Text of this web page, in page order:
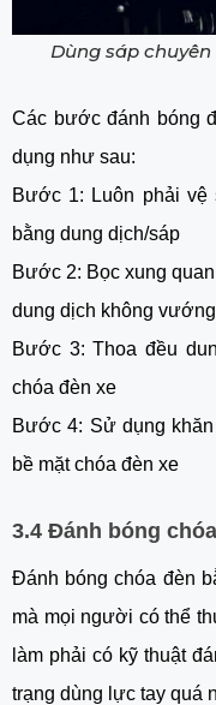
Dùng sáp
Các bước đánh bóng
dụng như sau:
Bước 1: Luôn phải vệ
bằng dung dịch/sáp
Bước 2: Bọc xung
dung dịch không
Bước 3: Thoa đều
chóa đèn xe
Bước 4: Sử dụng
bề mặt chóa đèn xe
3.4 Đánh bóng
Đánh bóng chóa đèn
mà mọi người có thể
làm phải có kỹ thuật
trạng dùng lực tay quá